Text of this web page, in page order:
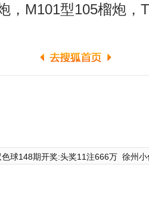
，M101型105榴炮，
色球148期开奖:头奖11注666万 徐州